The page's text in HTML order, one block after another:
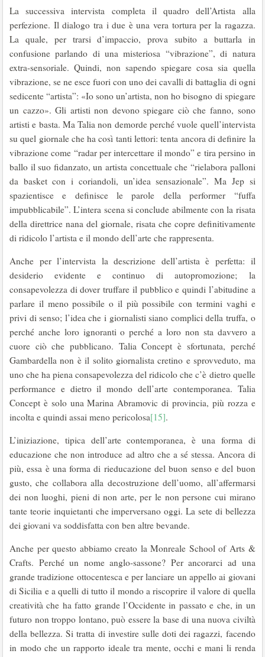
La successiva intervista completa il quadro dell’Artista alla
perfezione. Il dialogo tra i due è una vera tortura per la ragazza.
La quale, per trarsi d’impaccio, prova subito a buttarla in
confusione parlando di una misteriosa “vibrazione”, di natura
extra-sensoriale. Quindi, non sapendo spiegare cosa sia quella
vibrazione, se ne esce fuori con uno dei cavalli di battaglia di ogni
sedicente “artista”: «Io sono un’artista, non ho bisogno di spiegare
un cazzo». Gli artisti non devono spiegare ciò che fanno, sono
artisti e basta. Ma Talia non demorde perché vuole quell’intervista
su quel giornale che ha così tanti lettori: tenta ancora di definire la
vibrazione come “radar per intercettare il mondo” e tira persino in
ballo il suo fidanzato, un artista concettuale che “rielabora palloni
da basket con i coriandoli, un’idea sensazionale”. Ma Jep si
spazientisce e definisce le parole della performer “fuffa
impubblicabile”. L’intera scena si conclude abilmente con la risata
della direttrice nana del giornale, risata che copre definitivamente
di ridicolo l’artista e il mondo dell’arte che rappresenta.
Anche per l’intervista la descrizione dell’artista è perfetta: il
desiderio evidente e continuo di autopromozione; la
consapevolezza di dover truffare il pubblico e quindi l’abitudine a
parlare il meno possibile o il più possibile con termini vaghi e
privi di senso; l’idea che i giornalisti siano complici della truffa, o
perché anche loro ignoranti o perché a loro non sta davvero a
cuore ciò che pubblicano. Talia Concept è sfortunata, perché
Gambardella non è il solito giornalista cretino e sprovveduto, ma
uno che ha piena consapevolezza del ridicolo che c’è dietro quelle
performance e dietro il mondo dell’arte contemporanea. Talia
Concept è solo una Marina Abramovic di provincia, più rozza e
incolta e quindi assai meno pericolosa[15].
L’iniziazione, tipica dell’arte contemporanea, è una forma di
educazione che non introduce ad altro che a sé stessa. Ancora di
più, essa è una forma di rieducazione del buon senso e del buon
gusto, che collabora alla decostruzione dell’uomo, all’affermarsi
dei non luoghi, pieni di non arte, per le non persone cui mirano
tante teorie inquietanti che imperversano oggi. La sete di bellezza
dei giovani va soddisfatta con ben altre bevande.
Anche per questo abbiamo creato la Monreale School of Arts &
Crafts. Perché un nome anglo-sassone? Per ancorarci ad una
grande tradizione ottocentesca e per lanciare un appello ai giovani
di Sicilia e a quelli di tutto il mondo a riscoprire il valore di quella
creatività che ha fatto grande l’Occidente in passato e che, in un
futuro non troppo lontano, può essere la base di una nuova civiltà
della bellezza. Si tratta di investire sulle doti dei ragazzi, facendo
in modo che un rapporto ideale tra mente, occhi e mani li renda